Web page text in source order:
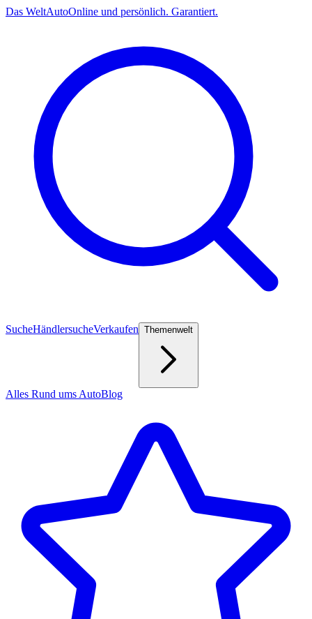
Das WeltAutoOnline und persönlich. Garantiert.
SucheHändlersucheVerkaufen Themenwelt
Alles Rund ums AutoBlog